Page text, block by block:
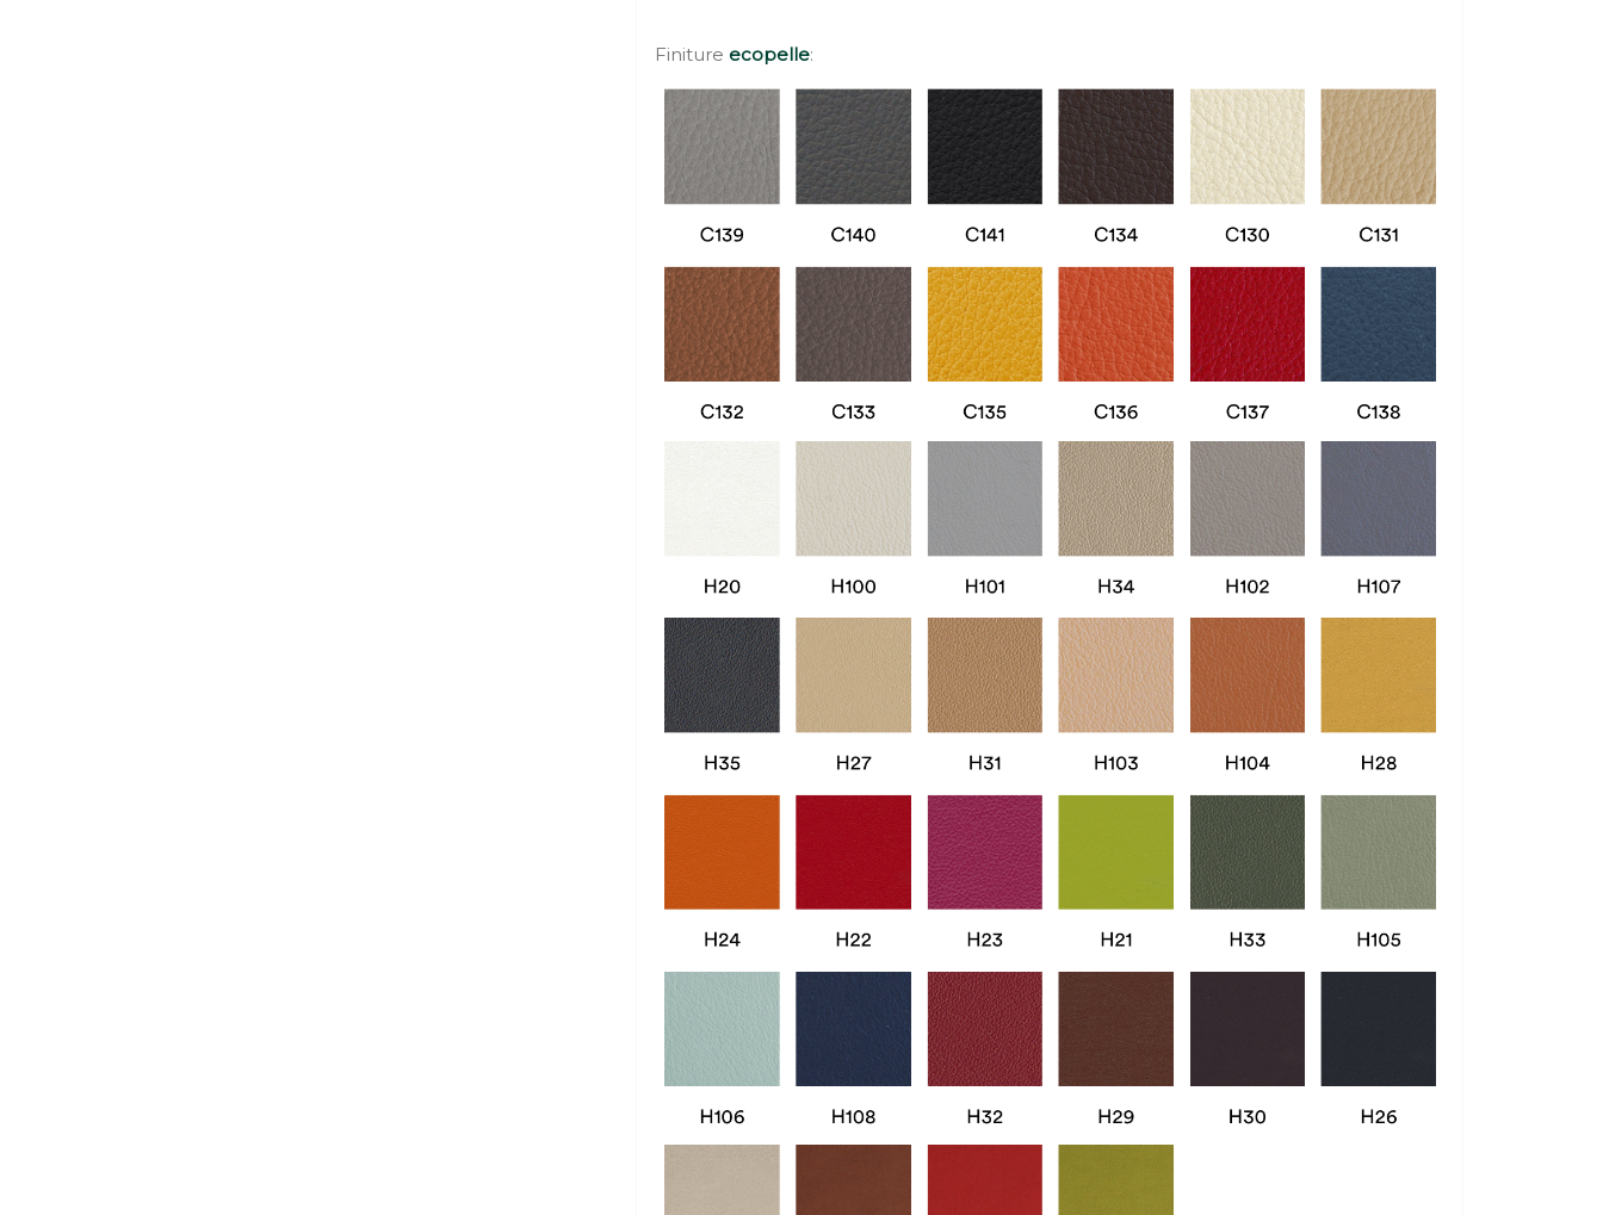
Finiture ecopelle: